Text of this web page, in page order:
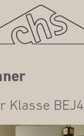
Klas­se BEJ4